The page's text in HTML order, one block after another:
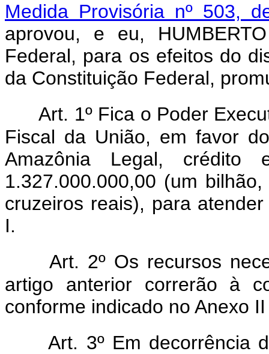
Medida Provisória nº 503,
aprovou, e eu,
Federal, para os efeitos do
da Constituição Federal,
Art. 1º Fica o Poder
Fiscal da União, em favor
Amazônia Legal, crédito
1.327.000.000,00 (um
cruzeiros reais), para
I.
Art. 2º Os recursos
artigo anterior correrão à
conforme indicado no Anexo
Art. 3º Em decorrência